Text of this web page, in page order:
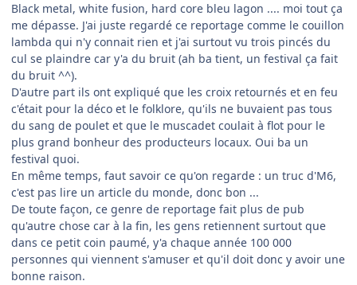
Black metal, white fusion, hard core bleu lagon .... moi tout ça
me dépasse. J'ai juste regardé ce reportage comme le couillon
lambda qui n'y connait rien et j'ai surtout vu trois pincés du
cul se plaindre car y'a du bruit (ah ba tient, un festival ça fait
du bruit ^^).
D'autre part ils ont expliqué que les croix retournés et en feu
c'était pour la déco et le folklore, qu'ils ne buvaient pas tous
du sang de poulet et que le muscadet coulait à flot pour le
plus grand bonheur des producteurs locaux. Oui ba un
festival quoi.
En même temps, faut savoir ce qu'on regarde : un truc d'M6,
c'est pas lire un article du monde, donc bon ...
De toute façon, ce genre de reportage fait plus de pub
qu'autre chose car à la fin, les gens retiennent surtout que
dans ce petit coin paumé, y'a chaque année 100 000
personnes qui viennent s'amuser et qu'il doit donc y avoir une
bonne raison.